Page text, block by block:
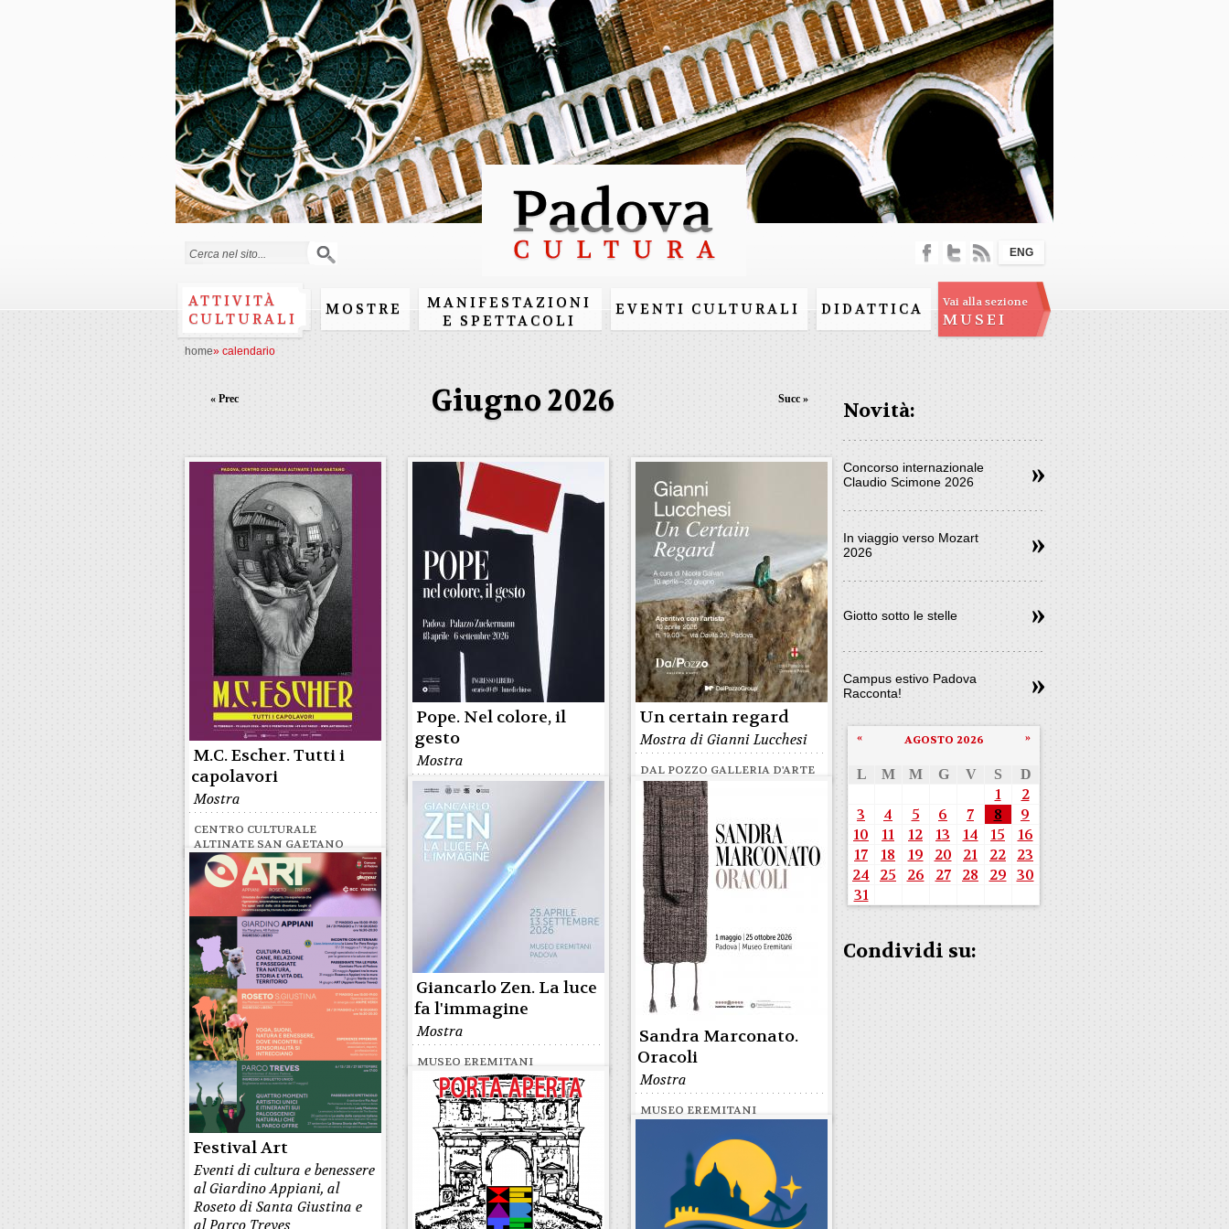
Salta al
contenuto
principale
Form di ricerca
ATTIVITÀ
CULTURALI
MOSTRE
MANIFESTAZIONI
E SPETTACOLI
EVENTI CULTURALI DIDATTICA Vai alla sezione
MUSEI
ENG
home» calendario
Giugno 2026
« Prec Succ »
M.C. Escher. Tutti i
capolavori
Mostra
CENTRO CULTURALE
ALTINATE SAN GAETANO
Pope. Nel colore, il
gesto
Mostra
PALAZZO ZUCKERMANN
Un certain regard
Mostra di Gianni Lucchesi
DAL POZZO GALLERIA D'ARTE
Giancarlo Zen. La luce
fa l'immagine
Mostra
MUSEO EREMITANI
Sandra Marconato.
Oracoli
Mostra
MUSEO EREMITANI
Festival Art
Eventi di cultura e benessere
al Giardino Appiani, al
Roseto di Santa Giustina e
al Parco Treves
Novità:
Concorso internazionale
Claudio Scimone 2026
In viaggio verso Mozart
2026
Giotto sotto le stelle
Campus estivo Padova
Racconta!
AGOSTO 2026
« »
L M M G V S D
1
2
3
4 5 6 7 8
9
10
11 12 13 14 15
16
17
18 19 20 21 22
23
24
25 26 27 28 29 30
31
Condividi su: